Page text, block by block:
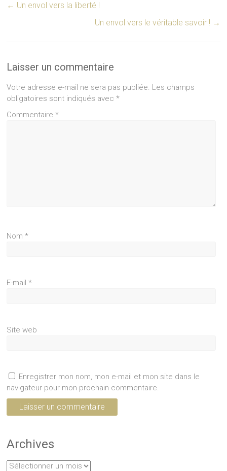
← Un envol vers la liberté !
Un envol vers le véritable savoir ! →
Laisser un commentaire
Votre adresse e-mail ne sera pas publiée. Les champs
obligatoires sont indiqués avec*
Commentaire*
Nom*
E-mail*
Site web
Enregistrer mon nom, mon e-mail et mon site dans le
navigateur pour mon prochain commentaire.
Archives
Archives